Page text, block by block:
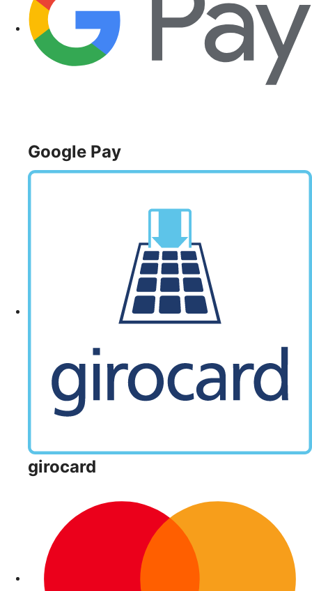
Google Pay
girocard